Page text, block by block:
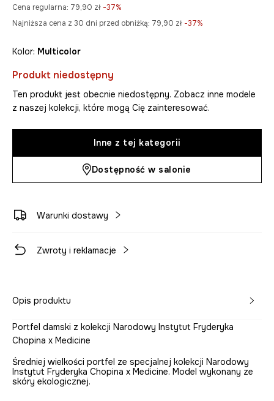
Cena regularna: 79,90 zł -37%
Najniższa cena z 30 dni przed obniżką: 79,90 zł -37%
Kolor: multicolor
Produkt niedostępny
Ten produkt jest obecnie niedostępny. Zobacz inne modele
z naszej kolekcji, które mogą Cię zainteresować.
Inne z tej kategorii
Dostępność w salonie
Warunki dostawy
Zwroty i reklamacje
Opis produktu
Portfel damski z kolekcji Narodowy Instytut Fryderyka
Chopina x Medicine
Średniej wielkości portfel ze specjalnej kolekcji Narodowy
Instytut Fryderyka Chopina x Medicine. Model wykonany ze
skóry ekologicznej.